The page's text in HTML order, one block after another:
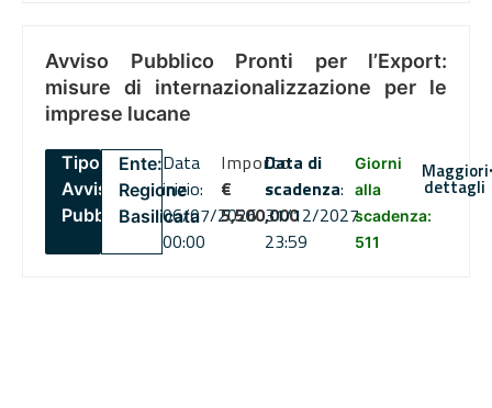
Avviso Pubblico Pronti per l’Export:
misure di internazionalizzazione per le
imprese lucane
Tipo:
Avviso
Pubblico
Ente:
Regione
Basilicata
Data
inizio:
06/07/2026
00:00
Importo
€
5,500,000
Data di
scadenza:
31/12/2027
23:59
Giorni
alla
scadenza:
511
Maggiori
dettagli